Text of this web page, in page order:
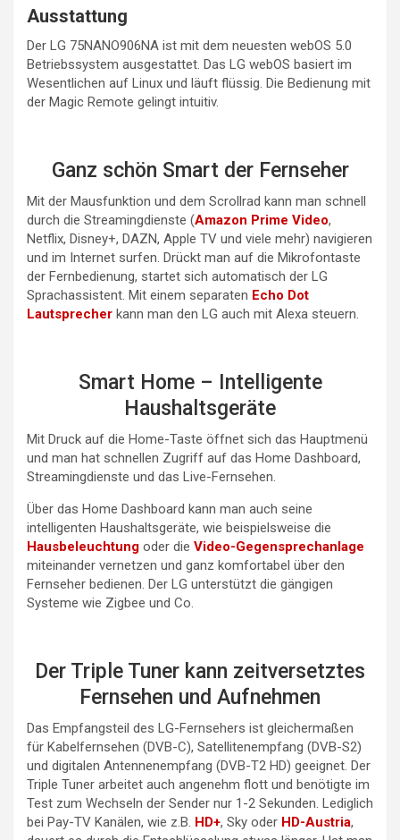
Ausstattung
Der LG 75NANO906NA ist mit dem neuesten webOS 5.0
Betriebssystem ausgestattet. Das LG webOS basiert im
Wesentlichen auf Linux und läuft flüssig. Die Bedienung mit
der Magic Remote gelingt intuitiv.
Ganz schön Smart der Fernseher
Mit der Mausfunktion und dem Scrollrad kann man schnell
durch die Streamingdienste (Amazon Prime Video,
Netflix, Disney+, DAZN, Apple TV und viele mehr) navigieren
und im Internet surfen. Drückt man auf die Mikrofontaste
der Fernbedienung, startet sich automatisch der LG
Sprachassistent. Mit einem separaten Echo Dot
Lautsprecher kann man den LG auch mit Alexa steuern.
Smart Home – Intelligente
Haushaltsgeräte
Mit Druck auf die Home-Taste öffnet sich das Hauptmenü
und man hat schnellen Zugriff auf das Home Dashboard,
Streamingdienste und das Live-Fernsehen.
Über das Home Dashboard kann man auch seine
intelligenten Haushaltsgeräte, wie beispielsweise die
Hausbeleuchtung oder die Video-Gegensprechanlage
miteinander vernetzen und ganz komfortabel über den
Fernseher bedienen. Der LG unterstützt die gängigen
Systeme wie Zigbee und Co.
Der Triple Tuner kann zeitversetztes
Fernsehen und Aufnehmen
Das Empfangsteil des LG-Fernsehers ist gleichermaßen
für Kabelfernsehen (DVB-C), Satellitenempfang (DVB-S2)
und digitalen Antennenempfang (DVB-T2 HD) geeignet. Der
Triple Tuner arbeitet auch angenehm flott und benötigte im
Test zum Wechseln der Sender nur 1-2 Sekunden. Lediglich
bei Pay-TV Kanälen, wie z.B. HD+, Sky oder HD-Austria,